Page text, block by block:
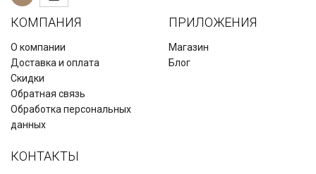
КОМПАНИЯ
О компании
Доставка и оплата
Скидки
Обратная связь
Обработка персональных
данных
ПРИЛОЖЕНИЯ
Магазин
Блог
КОНТАКТЫ